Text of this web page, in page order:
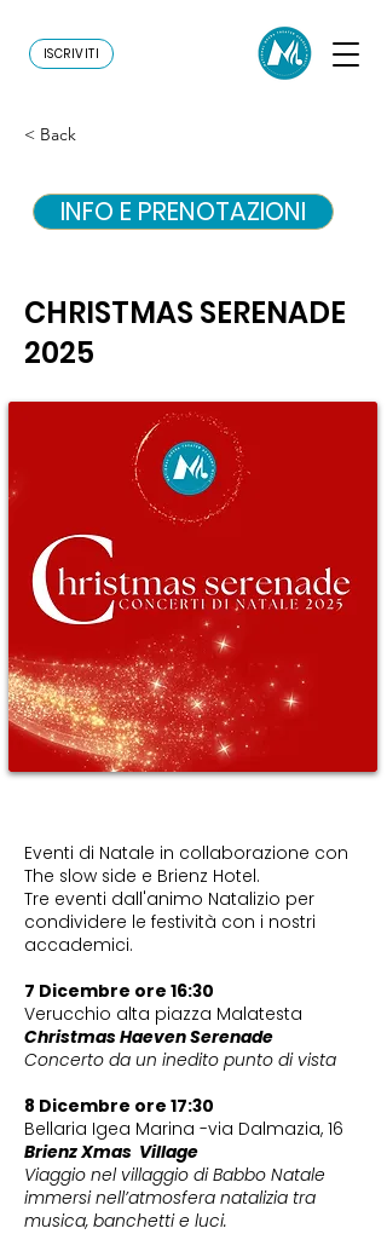
ISCRIVITI
INFO E PRENOTAZIONI
< Back
CHRISTMAS SERENADE
2025
Eventi di Natale in collaborazione con
The slow side e Brienz Hotel.
Tre eventi dall'animo Natalizio per
condividere le festività con i nostri
accademici.
7 Dicembre ore 16:30
Verucchio alta piazza Malatesta
Christmas Haeven Serenade
Concerto da un inedito punto di vista
8 Dicembre ore 17:30
Bellaria Igea Marina -via Dalmazia, 16
Brienz Xmas Village
Viaggio nel villaggio di Babbo Natale
immersi nell’atmosfera natalizia tra
musica, banchetti e luci.